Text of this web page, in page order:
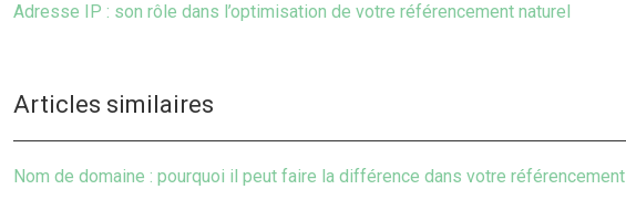
Adresse IP : son rôle dans l’optimisation de votre référencement naturel
Articles similaires
Nom de domaine : pourquoi il peut faire la différence dans votre référencement